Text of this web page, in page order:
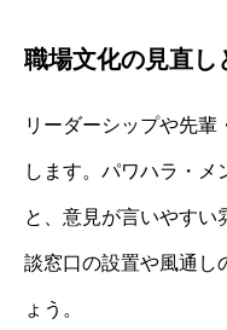
職場文化の見直し
リーダーシップや先
します。パワハラ・メ
と、意見が言いやすい
談窓口の設置や風通し
ょう。